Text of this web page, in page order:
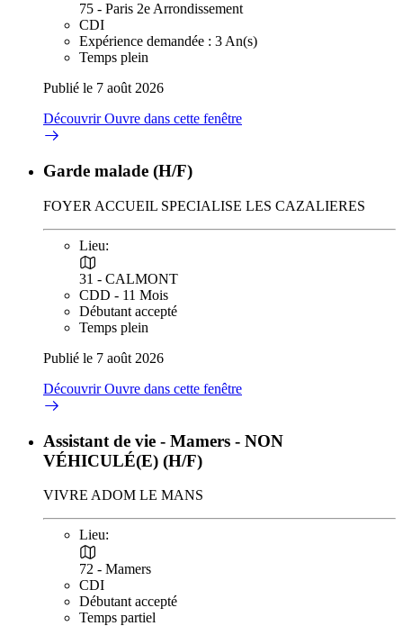
75 - Paris 2e Arrondissement
CDI
Expérience demandée : 3 An(s)
Temps plein
Publié le 7 août 2026
DécouvrirOuvre dans cette fenêtre
Garde malade (H/F)
FOYER ACCUEIL SPECIALISE LES CAZALIERES
Lieu:
31 - CALMONT
CDD - 11 Mois
Débutant accepté
Temps plein
Publié le 7 août 2026
DécouvrirOuvre dans cette fenêtre
Assistant de vie - Mamers - NON
VÉHICULÉ(E) (H/F)
VIVRE ADOM LE MANS
Lieu:
72 - Mamers
CDI
Débutant accepté
Temps partiel